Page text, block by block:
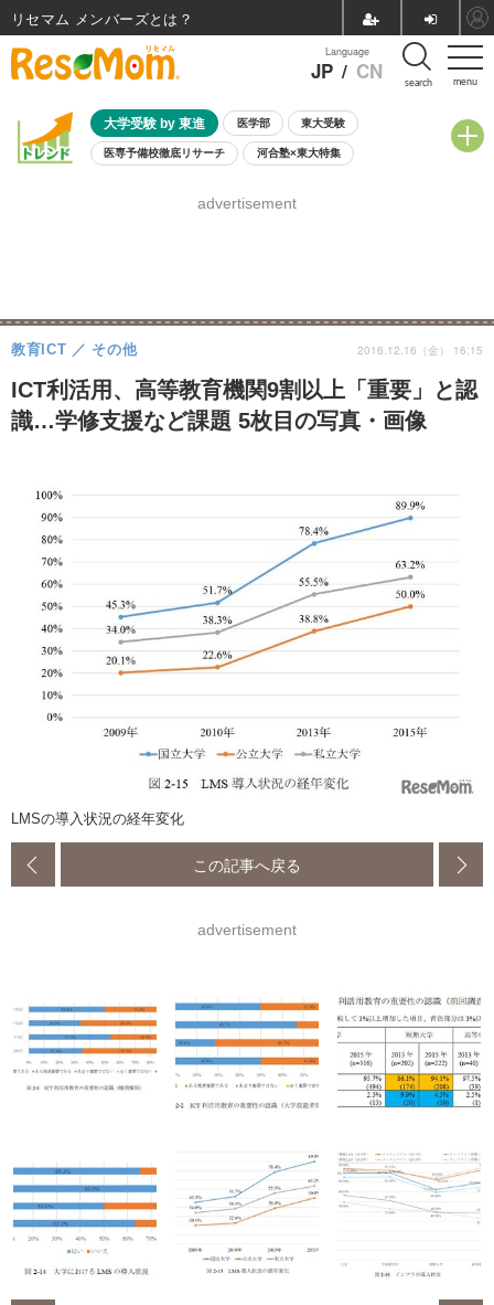
menu
Language
JP / CN search
大学受験 by 東進 医学部 東大受験
医専予備校徹底リサーチ 河合塾×東大特集
8月開催学校説明会・相談会
advertisement
ICT利活用、高等教育機関9割以上「重要」と認
識…学修支援など課題 5枚目の写真・画像
教育ICT その他 2016.12.16（金） 16:15
LMSの導入状況の経年変化
この記事へ戻る
advertisement
リセマム メンバーズ